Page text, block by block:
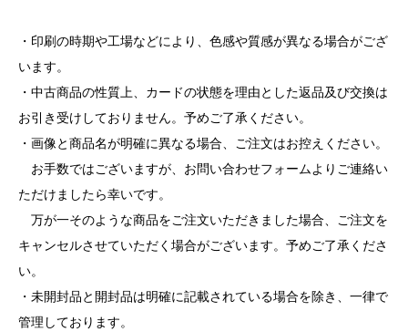
・印刷の時期や工場などにより、色感や質感が異なる場合がござ
います。
・中古商品の性質上、カードの状態を理由とした返品及び交換は
お引き受けしておりません。予めご了承ください。
・画像と商品名が明確に異なる場合、ご注文はお控えください。
お手数ではございますが、お問い合わせフォームよりご連絡い
ただけましたら幸いです。
万が一そのような商品をご注文いただきました場合、ご注文を
キャンセルさせていただく場合がございます。予めご了承くださ
い。
・未開封品と開封品は明確に記載されている場合を除き、一律で
管理しております。